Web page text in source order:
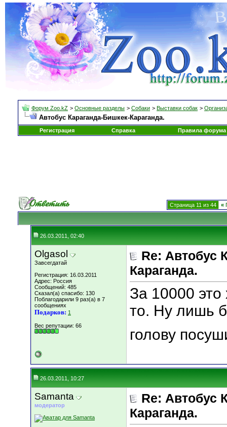
Форум Zoo.kZ > Основные разделы > Собаки > Выставки собак >
Автобус Караганда-Бишкек-Караганда.
Регистрация Справка Правила форума
Страница 11 из 44 «
26.03.2011, 02:40
Olgasol
Завсегдатай
Регистрация: 16.03.2011
Адрес: Россия
Сообщений: 485
Сказал(а) спасибо: 130
Поблагодарили 9 раз(а) в 7
сообщениях
Подарков: 1
Вес репутации: 66
Re: Автобус
Караганда.
За 10000
то. Ну лишь
голову
26.03.2011, 10:27
Samanta
модератор
Re: Автобус
Караганда.